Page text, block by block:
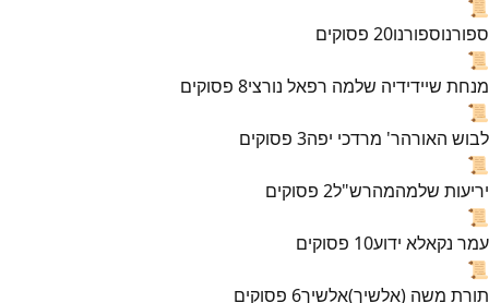
📜
ספורנוספורנו20 פסוקים
📜
מנחת שיידידיה שלמה רפאל נורצי8 פסוקים
📜
לבוש האורהר' מרדכי יפה3 פסוקים
📜
יריעות שלמהמהרש"ל2 פסוקים
📜
עמר נקאלא ידוע10 פסוקים
📜
תורת משה (אלשיך)אלשיך6 פסוקים